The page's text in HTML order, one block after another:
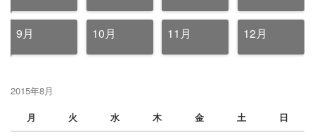
9月 10月 11月 12月
2015年8月
月
火 水 木 金 土 日